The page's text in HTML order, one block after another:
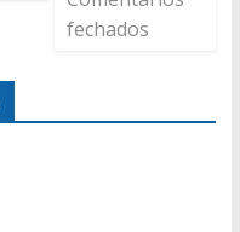
fechados